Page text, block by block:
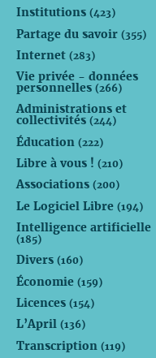
janviermai
avril
mars
février
janvier
avril
février
janvier
Institutions (423)
Partage du savoir (355)
Internet (283)
Vie privée - données
personnelles (266)
Administrations et
collectivités (244)
Éducation (222)
Libre à vous ! (210)
Associations (200)
Le Logiciel Libre (194)
Intelligence artificielle
(185)
Divers (160)
Économie (159)
Licences (154)
L’April (136)
Transcription (119)